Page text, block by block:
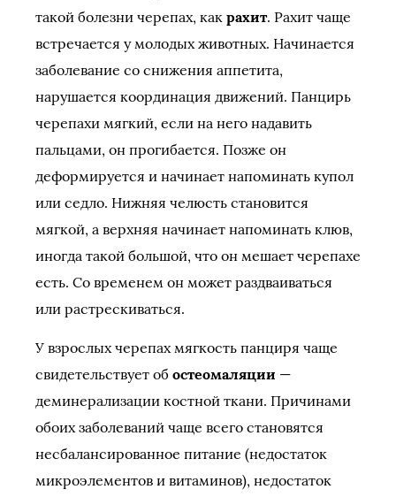
такой болезни черепах, как рахит. Рахит чаще
встречается у молодых животных. Начинается
заболевание со снижения аппетита,
нарушается координация движений. Панцирь
черепахи мягкий, если на него надавить
пальцами, он прогибается. Позже он
деформируется и начинает напоминать купол
или седло. Нижняя челюсть становится
мягкой, а верхняя начинает напоминать клюв,
иногда такой большой, что он мешает черепахе
есть. Со временем он может раздваиваться
или растрескиваться.
У взрослых черепах мягкость панциря чаще
свидетельствует об остеомаляции —
деминерализации костной ткани. Причинами
обоих заболеваний чаще всего становятся
несбалансированное питание (недостаток
микроэлементов и витаминов), недостаток